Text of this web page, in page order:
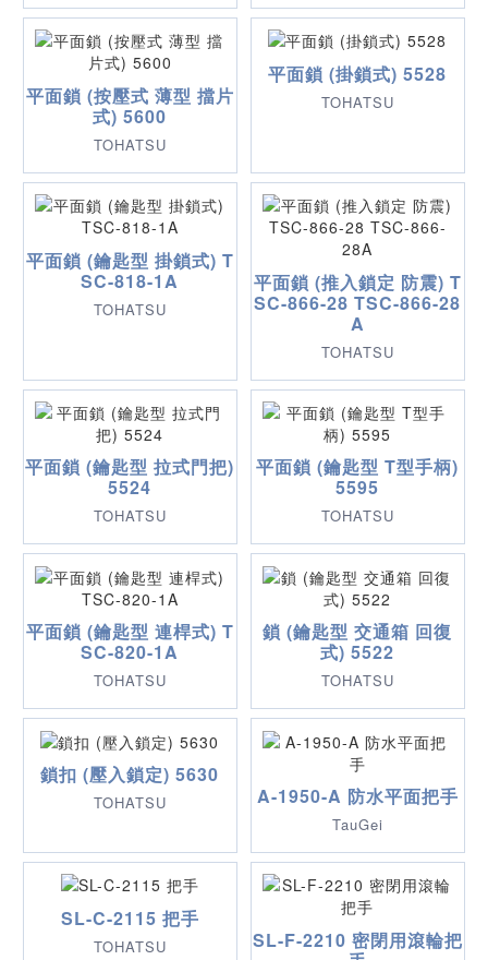
平面鎖 (按壓式 薄型 擋片
式) 5600
TOHATSU
平面鎖 (掛鎖式) 5528
TOHATSU
平面鎖 (鑰匙型 掛鎖式) T
SC-818-1A
TOHATSU
平面鎖 (推入鎖定 防震) T
SC-866-28 TSC-866-28
A
TOHATSU
平面鎖 (鑰匙型 拉式門把)
5524
TOHATSU
平面鎖 (鑰匙型 T型手柄)
5595
TOHATSU
平面鎖 (鑰匙型 連桿式) T
SC-820-1A
TOHATSU
鎖 (鑰匙型 交通箱 回復
式) 5522
TOHATSU
鎖扣 (壓入鎖定) 5630
TOHATSU A-1950-A 防水平面把手
TauGei
SL-C-2115 把手
TOHATSU
SL-F-2210 密閉用滾輪把